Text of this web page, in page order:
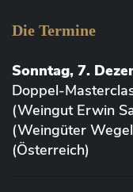
Die Termine
Sonntag, 7.
Doppel-
(Weingut Erwin
(Weingüter
(Österreich)